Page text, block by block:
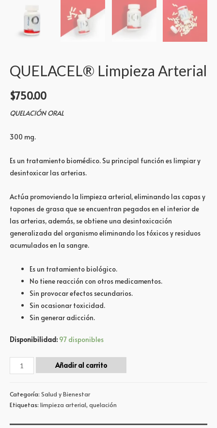
QUELACEL® Limpieza Arterial
$750.00
QUELACIÓN ORAL
300 mg.
Es un tratamiento biomédico. Su principal función es limpiar y
desintoxicar las arterias.
Actúa promoviendo la limpieza arterial, eliminando las capas y
tapones de grasa que se encuentran pegados en el interior de
las arterias, además, se obtiene una desintoxicación
generalizada del organismo eliminando los tóxicos y residuos
acumulados en la sangre.
Es un tratamiento biológico.
No tiene reacción con otros medicamentos.
Sin provocar efectos secundarios.
Sin ocasionar toxicidad.
Sin generar adicción.
Disponibilidad: 97 disponibles
Añadir al carrito
Categoría: Salud y Bienestar
Etiquetas: limpieza arterial, quelación